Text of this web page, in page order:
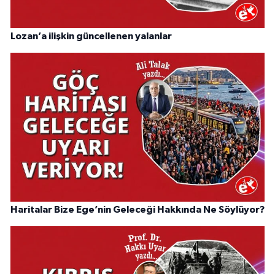
Lozan’a ilişkin güncellenen yalanlar
Haritalar Bize Ege’nin Geleceği Hakkında Ne Söylüyor?